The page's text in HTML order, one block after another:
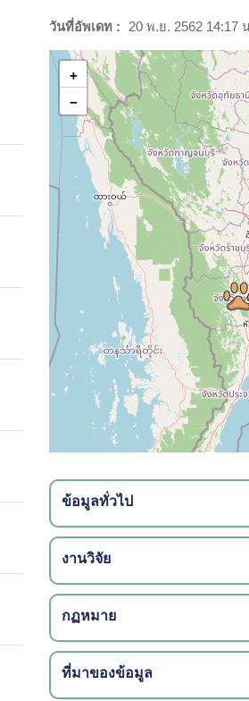
วันที่อัพเดท : 20 พ.ย. 2562 14:17
+
−
ข้อมูลทั่วไป
งานวิจัย
กฏหมาย
ที่มาของข้อมูล